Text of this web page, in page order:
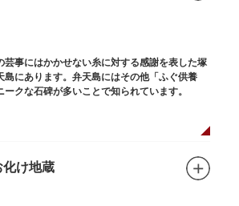
芸事にはかかせない糸に対する感謝を表した塚
島にあります。弁天島にはその他「ふぐ供養
クな石碑が多いことで知られています。
化け地蔵